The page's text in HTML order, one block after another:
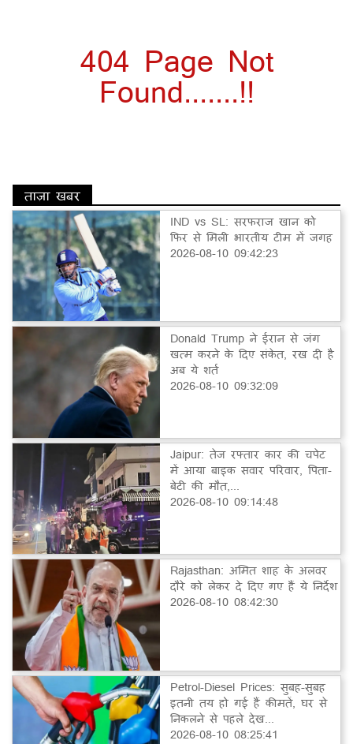
404 Page Not
Found.......!!
ताज़ा खबर
IND vs SL: सरफराज खान को
फिर से मिली भारतीय टीम में जगह
2026-08-10 09:42:23
Donald Trump ने ईरान से जंग
खत्म करने के दिए संकेत, रख दी है
अब ये शर्त
2026-08-10 09:32:09
Jaipur: तेज रफ्तार कार की चपेट
में आया बाइक सवार परिवार, पिता-
बेटी की मौत,...
2026-08-10 09:14:48
Rajasthan: अमित शाह के अलवर
दौरे को लेकर दे दिए गए हैं ये निर्देश
2026-08-10 08:42:30
Petrol-Diesel Prices: सुबह-सुबह
इतनी तय हो गई हैं कीमतें, घर से
निकलने से पहले देख...
2026-08-10 08:25:41